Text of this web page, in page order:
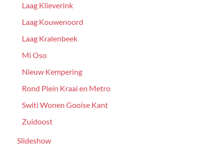
Laag Klieverink
Laag Kouwenoord
Laag Kralenbeek
Mi Oso
Nieuw Kempering
Rond Plein Kraai en Metro
Switi Wonen Gooise Kant
Zuidoost
Slideshow